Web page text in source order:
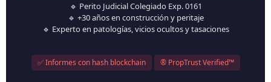
🔹 Perito Judicial Colegiado Exp. 0161
🔹 +30 años en construcción y peritaje
🔹 Experto en patologías, vicios ocultos y tasaciones
✅ Informes con hash blockchain ® PropTrust Verified™